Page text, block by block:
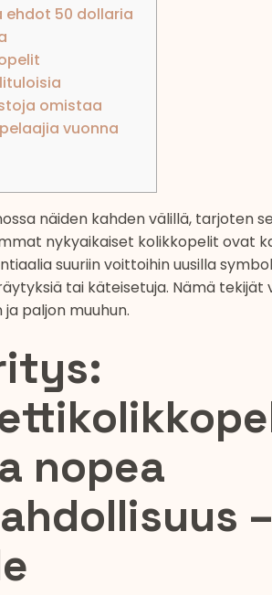
ehdot 50 dollaria
omistaa
vuonna
näiden kahden välillä, tarjoten
nykyaikaiset kolikkopelit ovat
suuriin voittoihin uusilla
tai käteisetuja. Nämä tekijät
paljon muuhun.
nopea
–